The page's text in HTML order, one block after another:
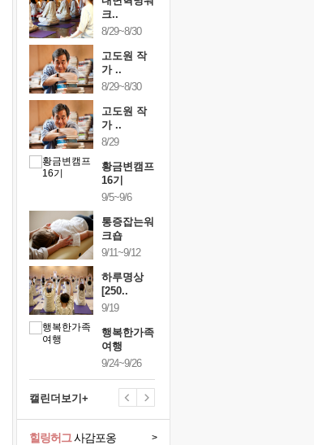
크..
8/29~8/30
고도원 작
가 ..
8/29~8/30
고도원 작
가 ..
8/29
황금변캠프
16기
9/5~9/6
통증잡는워
크숍
9/11~9/12
하루명상
[250..
9/19
행복한가족
여행
9/24~9/26
캘린더보기+
힐링허그사감포옹 >